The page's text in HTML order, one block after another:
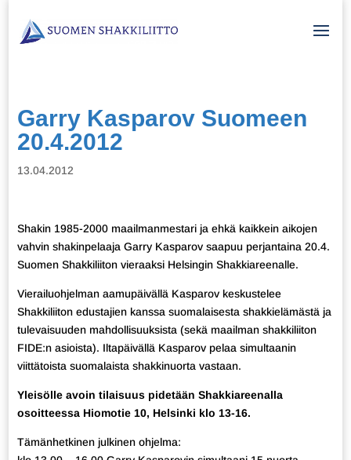
Garry Kasparov Suomeen
20.4.2012
13.04.2012
Shakin 1985-2000 maailmanmestari ja ehkä kaikkein aikojen
vahvin shakinpelaaja Garry Kasparov saapuu perjantaina 20.4.
Suomen Shakkiliiton vieraaksi Helsingin Shakkiareenalle.
Vierailuohjelman aamupäivällä Kasparov keskustelee
Shakkiliiton edustajien kanssa suomalaisesta shakkielämästä ja
tulevaisuuden mahdollisuuksista (sekä maailman shakkiliiton
FIDE:n asioista). Iltapäivällä Kasparov pelaa simultaanin
viittätoista suomalaista shakkinuorta vastaan.
Yleisölle avoin tilaisuus pidetään Shakkiareenalla
osoitteessa Hiomotie 10, Helsinki klo 13-16.
Tämänhetkinen julkinen ohjelma: